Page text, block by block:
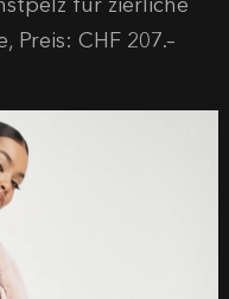
Preis: CHF 207.–